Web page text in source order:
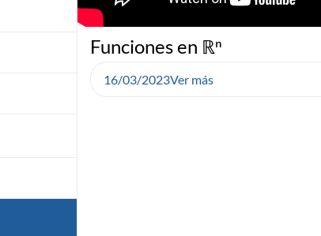
Funciones en ℝⁿ
16/03/2023Ver más